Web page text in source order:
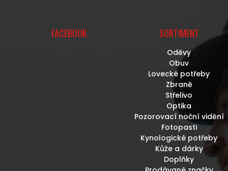
FACEBOOK SORTIMENT
Oděvy
Obuv
Lovecké potřeby
Zbraně
Střelivo
Optika
Pozorovací noční vidění
Fotopasti
Kynologické potřeby
Kůže a dárky
Doplňky